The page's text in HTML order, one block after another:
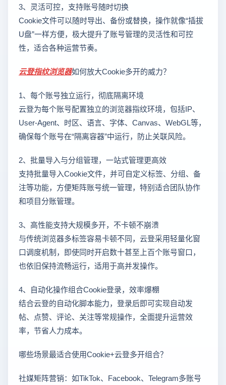
3、灵活可控，支持账号随时切换
Cookie文件可以随时导出、备份或替换，操作就像“插拔
U盘”一样方便，极大提升了账号管理的灵活性和可控
性，适合各种运营节奏。
云登指纹浏览器如何放大Cookie多开的威力？
1、每个账号独立运行，彻底隔离环境
云登为每个账号配置独立的浏览器指纹环境，包括IP、
User-Agent、时区、语言、字体、Canvas、WebGL等，
确保每个账号在“隔离容器”中运行，防止关联风险。
2、批量导入与分组管理，一站式管理更高效
支持批量导入Cookie文件，并可自定义标签、分组、备
注等功能，方便矩阵账号统一管理，特别适合团队协作
和项目分账管理。
3、高性能支持大规模多开，不卡顿不崩溃
与传统浏览器多标签容易卡顿不同，云登采用轻量化窗
口调度机制，即使同时开启数十甚至上百个账号窗口，
也依旧保持流畅运行，适用于高并发操作。
4、自动化操作组合Cookie登录，效率爆棚
结合云登的自动化脚本能力，登录后即可实现自动发
帖、点赞、评论、关注等常规操作，全面提升运营效
率，节省人力成本。
哪些场景最适合使用Cookie+云登多开组合？
社媒矩阵营销：如TikTok、Facebook、Telegram多账号